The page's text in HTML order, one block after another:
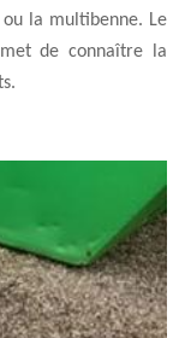
la multibenne. Le
de connaître la